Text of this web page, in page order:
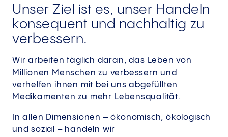
Unser Ziel ist es, unser Handeln
konsequent und nachhaltig zu
verbessern.
Wir arbeiten täglich daran, das Leben von
Millionen Menschen zu verbessern und
verhelfen ihnen mit bei uns abgefüllten
Medikamenten zu mehr Lebensqualität.
In allen Dimensionen – ökonomisch, ökologisch
und sozial – handeln wir